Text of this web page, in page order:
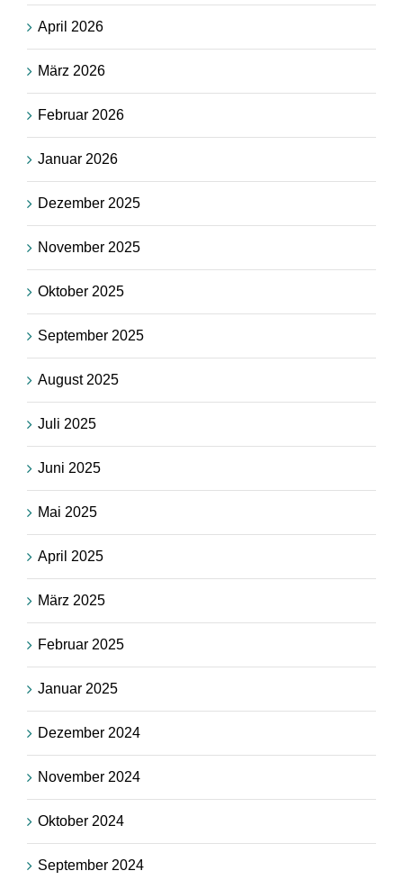
April 2026
März 2026
Februar 2026
Januar 2026
Dezember 2025
November 2025
Oktober 2025
September 2025
August 2025
Juli 2025
Juni 2025
Mai 2025
April 2025
März 2025
Februar 2025
Januar 2025
Dezember 2024
November 2024
Oktober 2024
September 2024